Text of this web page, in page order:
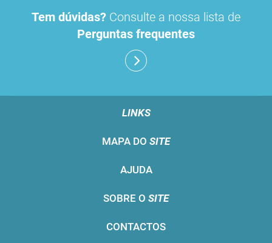
Tem dúvidas? Consulte a nossa lista de
Perguntas frequentes
LINKS
MAPA DO SITE
AJUDA
SOBRE O SITE
CONTACTOS